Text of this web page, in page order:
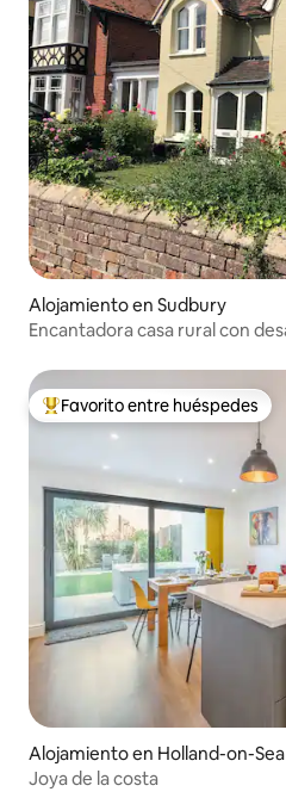
Alojamiento en Sudbury
Encantadora casa rural con
Favorito entre huéspedes
Favorito entre huéspedes
Alojamiento en Holland-on-Sea
Joya de la costa